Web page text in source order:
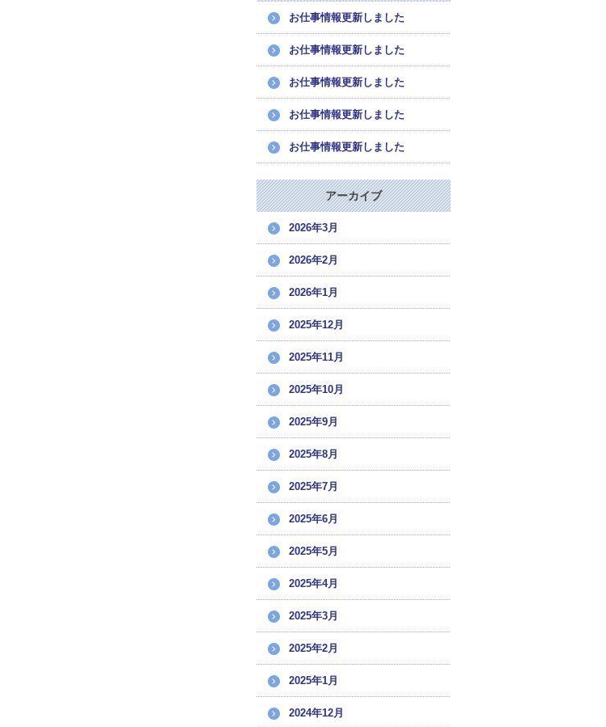
お仕事情報更新しました
お仕事情報更新しました
お仕事情報更新しました
お仕事情報更新しました
お仕事情報更新しました
アーカイブ
2026年3月
2026年2月
2026年1月
2025年12月
2025年11月
2025年10月
2025年9月
2025年8月
2025年7月
2025年6月
2025年5月
2025年4月
2025年3月
2025年2月
2025年1月
2024年12月